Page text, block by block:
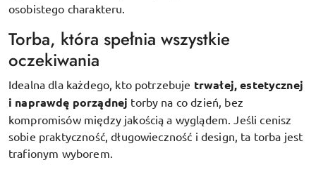
osobistego charakteru.
Torba, która spełnia wszystkie
oczekiwania
Idealna dla każdego, kto potrzebuje trwałej, estetycznej
i naprawdę porządnej torby na co dzień, bez
kompromisów między jakością a wyglądem. Jeśli cenisz
sobie praktyczność, długowieczność i design, ta torba jest
trafionym wyborem.